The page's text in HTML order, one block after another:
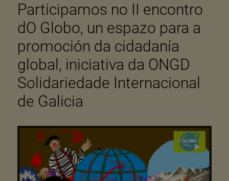
Participamos no II encontro
dO Globo, un espazo para a
promoción da cidadanía
global, iniciativa da ONGD
Solidariedade Internacional
de Galicia